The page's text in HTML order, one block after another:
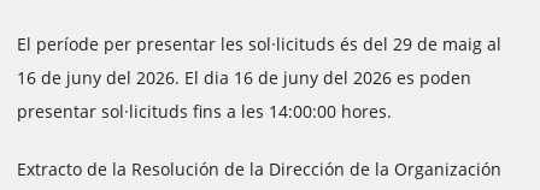
El període per presentar les sol·licituds és del 29 de maig al
16 de juny del 2026. El dia 16 de juny del 2026 es poden
presentar sol·licituds fins a les 14:00:00 hores.
Extracto de la Resolución de la Dirección de la Organización